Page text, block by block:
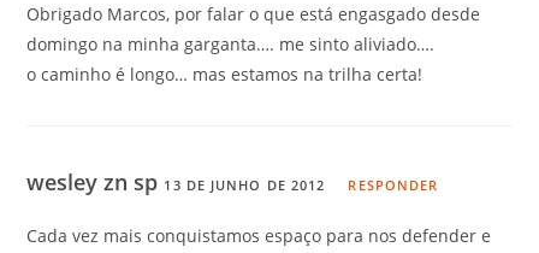
Obrigado Marcos, por falar o que está engasgado desde
domingo na minha garganta…. me sinto aliviado….
o caminho é longo… mas estamos na trilha certa!
wesley zn sp 13 DE JUNHO DE 2012 RESPONDER
Cada vez mais conquistamos espaço para nos defender e